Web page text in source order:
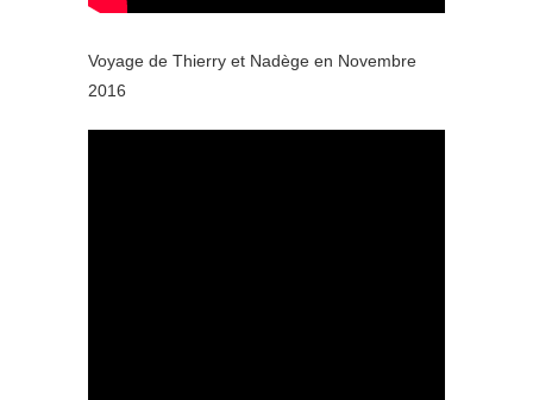
Voyage de Thierry et Nadège en Novembre
2016